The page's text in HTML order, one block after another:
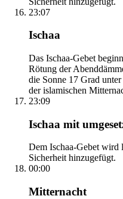
23:07
Ischaa
Das Ischaa-Gebet
Rötung der
die Sonne 17 Grad
der islamischen
23:09
Ischaa mit
Dem Ischaa-Gebet
Sicherheit hinzugefügt.
00:00
Mitternacht